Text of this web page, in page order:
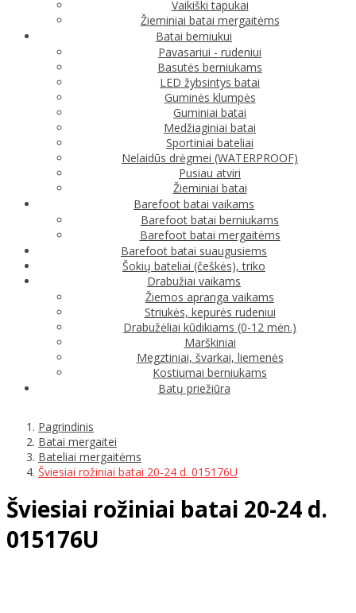
Vaikiški tapukai
Žieminiai batai mergaitėms
Batai berniukui
Pavasariui - rudeniui
Basutės berniukams
LED žybsintys batai
Guminės klumpės
Guminiai batai
Medžiaginiai batai
Sportiniai bateliai
Nelaidūs drėgmei (WATERPROOF)
Pusiau atviri
Žieminiai batai
Barefoot batai vaikams
Barefoot batai berniukams
Barefoot batai mergaitėms
Barefoot batai suaugusiems
Šokių bateliai (češkės), triko
Drabužiai vaikams
Žiemos apranga vaikams
Striukės, kepurės rudeniui
Drabužėliai kūdikiams (0-12 mėn.)
Marškiniai
Megztiniai, švarkai, liemenės
Kostiumai berniukams
Batų priežiūra
Pagrindinis
Batai mergaitei
Bateliai mergaitėms
Šviesiai rožiniai batai 20-24 d. 015176U
Šviesiai rožiniai batai 20-24 d.
015176U